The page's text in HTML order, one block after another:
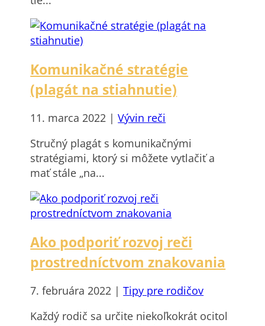
Komunikačné stratégie
(plagát na stiahnutie)
11. marca 2022 |Vývin reči
Stručný plagát s komunikačnými
stratégiami, ktorý si môžete vytlačiť a
mať stále „na...
Ako podporiť rozvoj reči
prostredníctvom znakovania
7. februára 2022 |Tipy pre rodičov
Každý rodič sa určite niekoľkokrát ocitol